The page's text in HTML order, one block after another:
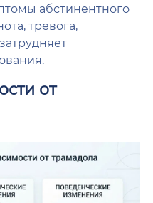
абстинентного
тревога,
от